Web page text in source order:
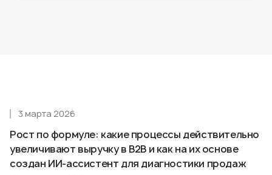
Рост по формуле: какие процессы действительно
увеличивают выручку в B2B и как на их основе
создан ИИ-ассистент для диагностики продаж
3 марта 2026